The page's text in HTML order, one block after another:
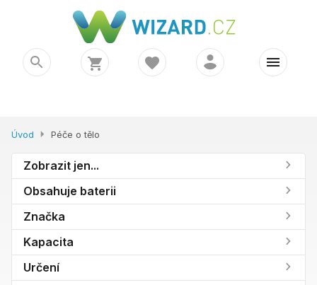
Úvod Péče o tělo
Zobrazit jen...
Obsahuje baterii
Značka
Kapacita
Určení